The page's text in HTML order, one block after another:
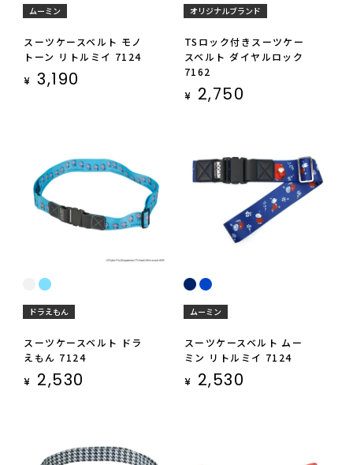
ムーミン
スーツケースベルト モノ
トーン リトルミイ 7124
¥ 3,190
オリジナルブランド
TSロック付きスーツケー
スベルト ダイヤルロック
7162
¥ 2,750
ドラえもん
スーツケースベルト ドラ
えもん 7124
¥ 2,530
ムーミン
スーツケースベルト ムー
ミン リトルミイ 7124
¥ 2,530